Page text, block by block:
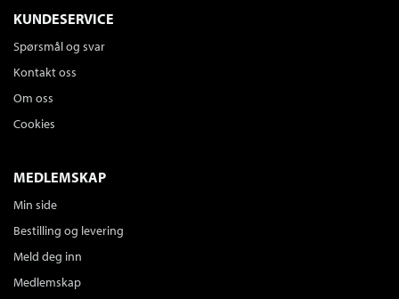
KUNDESERVICE
Spørsmål og svar
Kontakt oss
Om oss
Cookies
MEDLEMSKAP
Min side
Bestilling og levering
Meld deg inn
Medlemskap